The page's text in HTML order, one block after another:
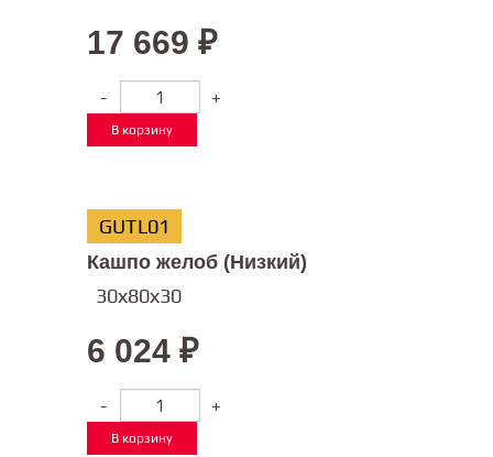
17 669 ₽
- +
В корзину
GUTL01
Кашпо желоб (Низкий)
30х80х30
6 024 ₽
- +
В корзину